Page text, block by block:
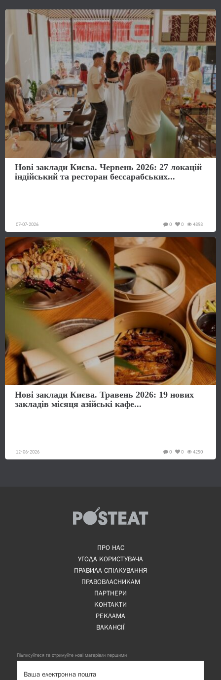
Нові заклади Києва. Червень 2026: 27 локацій
індійський та ресторан бессарабських...
07-07-2026 4898
0
0
Нові заклади Києва. Травень 2026: 19 нових
закладів місяця азійські кафе...
12-06-2026 4250
0
0
ПРО НАС
УГОДА КОРИСТУВАЧА
ПРАВИЛА СПІЛКУВАННЯ
ПРАВОВЛАСНИКАМ
ПАРТНЕРИ
КОНТАКТИ
РЕКЛАМА
ВАКАНСІЇ
Підписуйтеся та отримуйте нові матеріали першими